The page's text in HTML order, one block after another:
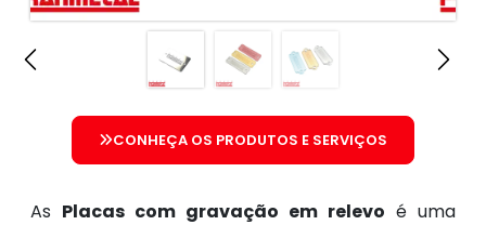
As Placas com gravação em relevo é uma
CONHEÇA OS PRODUTOS E SERVIÇOS